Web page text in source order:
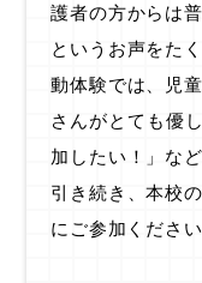
護者の方からは
というお声をた
動体験では、児
さんがとても優
加したい！」な
引き続き、本校
にご参加くださ